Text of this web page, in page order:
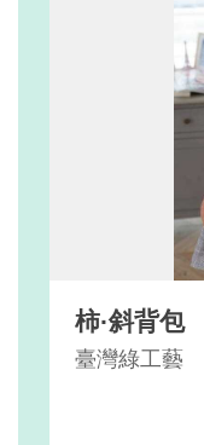
柿·斜背包
臺灣綠工藝